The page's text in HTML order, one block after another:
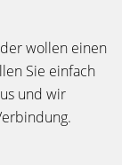
wollen einen
Sie einfach
und wir